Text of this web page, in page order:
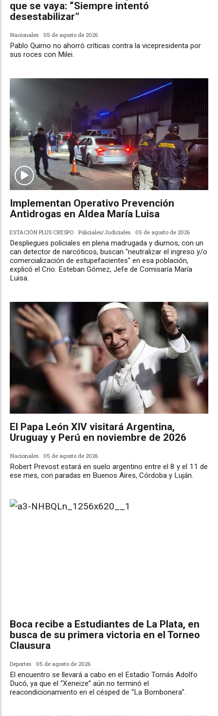
que se vaya: “Siempre intentó
desestabilizar”
Nacionales 05 de agosto de 2026
Pablo Quirno no ahorró críticas contra la vicepresidenta por
sus roces con Milei.
Implementan Operativo Prevención
Antidrogas en Aldea María Luisa
ESTACIÓN PLUS CRESPO Policiales/Judiciales 05 de agosto de 2026
Despliegues policiales en plena madrugada y diurnos, con un
can detector de narcóticos, buscan "neutralizar el ingreso y/o
comercialización de estupefacientes" en esa población,
explicó el Crio. Esteban Gómez, Jefe de Comisaría María
Luisa.
El Papa León XIV visitará Argentina,
Uruguay y Perú en noviembre de 2026
Nacionales 05 de agosto de 2026
Robert Prevost estará en suelo argentino entre el 8 y el 11 de
ese mes, con paradas en Buenos Aires, Córdoba y Luján.
Boca recibe a Estudiantes de La Plata, en
busca de su primera victoria en el Torneo
Clausura
Deportes 05 de agosto de 2026
El encuentro se llevará a cabo en el Estadio Tomás Adolfo
Ducó, ya que el “Xeneize” aún no terminó el
reacondicionamiento en el césped de “La Bombonera”.